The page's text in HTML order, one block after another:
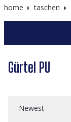
home taschen
Gürtel PU